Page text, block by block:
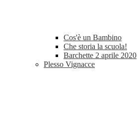
Cos'è un Bambino
Che storia la scuola!
Barchette 2 aprile 2020
Plesso Vignacce